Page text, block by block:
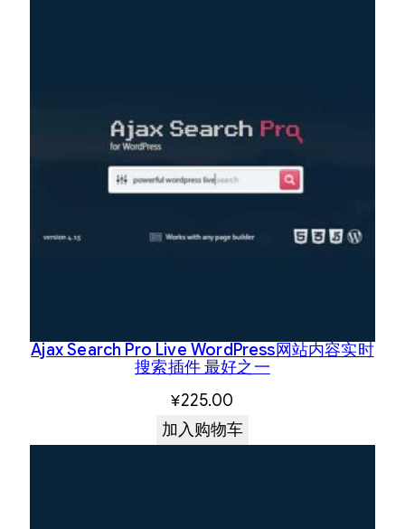
Ajax Search Pro Live WordPress网站内容实时
搜索插件 最好之一
¥225.00
加入购物车